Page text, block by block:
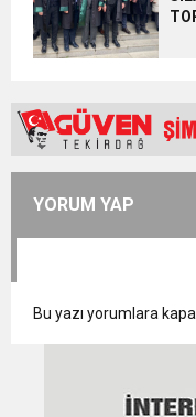
YORUM YAP
Bu yazı yorumlara